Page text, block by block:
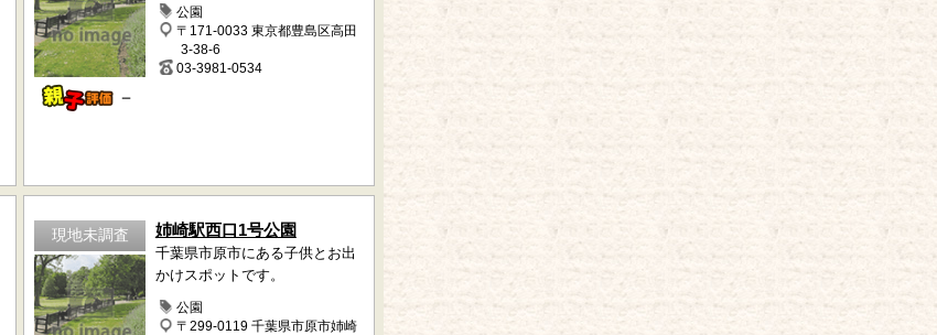
－
公園
〒171-0033 東京都豊島区高田
3-38-6
03-3981-0534
現地未調査 姉崎駅西口1号公園
千葉県市原市にある子供とお出
かけスポットです。
公園
〒299-0119 千葉県市原市姉崎